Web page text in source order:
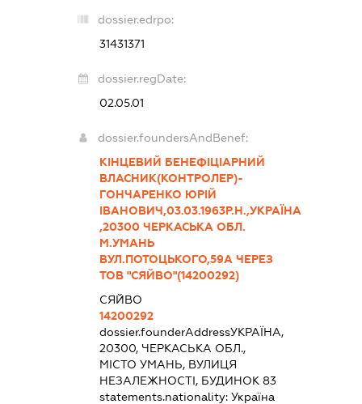
dossier.edrpo:
31431371
dossier.regDate:
02.05.01
dossier.foundersAndBenef:
КІНЦЕВИЙ БЕНЕФІЦІАРНИЙ
ВЛАСНИК(КОНТРОЛЕР)-
ГОНЧАРЕНКО ЮРІЙ
ІВАНОВИЧ,03.03.1963Р.Н.,УКРАЇНА
,20300 ЧЕРКАСЬКА ОБЛ.
М.УМАНЬ
ВУЛ.ПОТОЦЬКОГО,59А ЧЕРЕЗ
ТОВ "СЯЙВО"(14200292)
СЯЙВО
14200292
dossier.founderAddressУКРАЇНА,
20300, ЧЕРКАСЬКА ОБЛ.,
МІСТО УМАНЬ, ВУЛИЦЯ
НЕЗАЛЕЖНОСТІ, БУДИНОК 83
statements.nationality: Україна